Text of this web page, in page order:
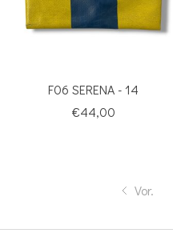
F06 SERENA - 14
€44,00
Vor.